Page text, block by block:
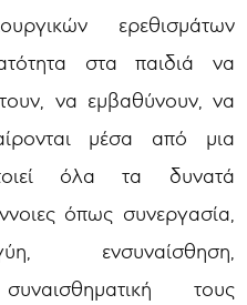
ερεθισμάτων
στα παιδιά να
να εμβαθύνουν, να
μέσα από μια
όλα τα δυνατά
όπως συνεργασία,
ενσυναίσθηση,
τους